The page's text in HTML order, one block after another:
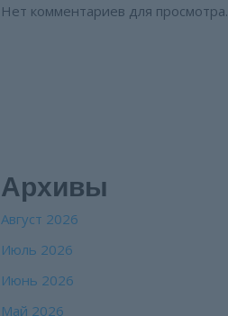
Нет комментариев для просмотра.
Архивы
Август 2026
Июль 2026
Июнь 2026
Май 2026